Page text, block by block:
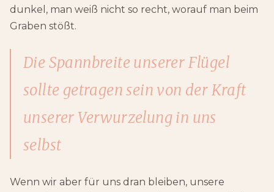
dunkel, man weiß nicht so recht, worauf man beim
Graben stößt.
Die Spannbreite unserer Flügel
sollte getragen sein von der Kraft
unserer Verwurzelung in uns
selbst
Wenn wir aber für uns dran bleiben, unsere